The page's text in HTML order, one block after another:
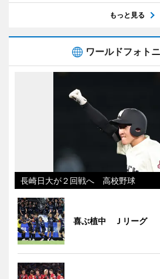
もっと見る
ワールドフォト
長崎日大が２回戦へ 高校野球
喜ぶ植中 Ｊリーグ